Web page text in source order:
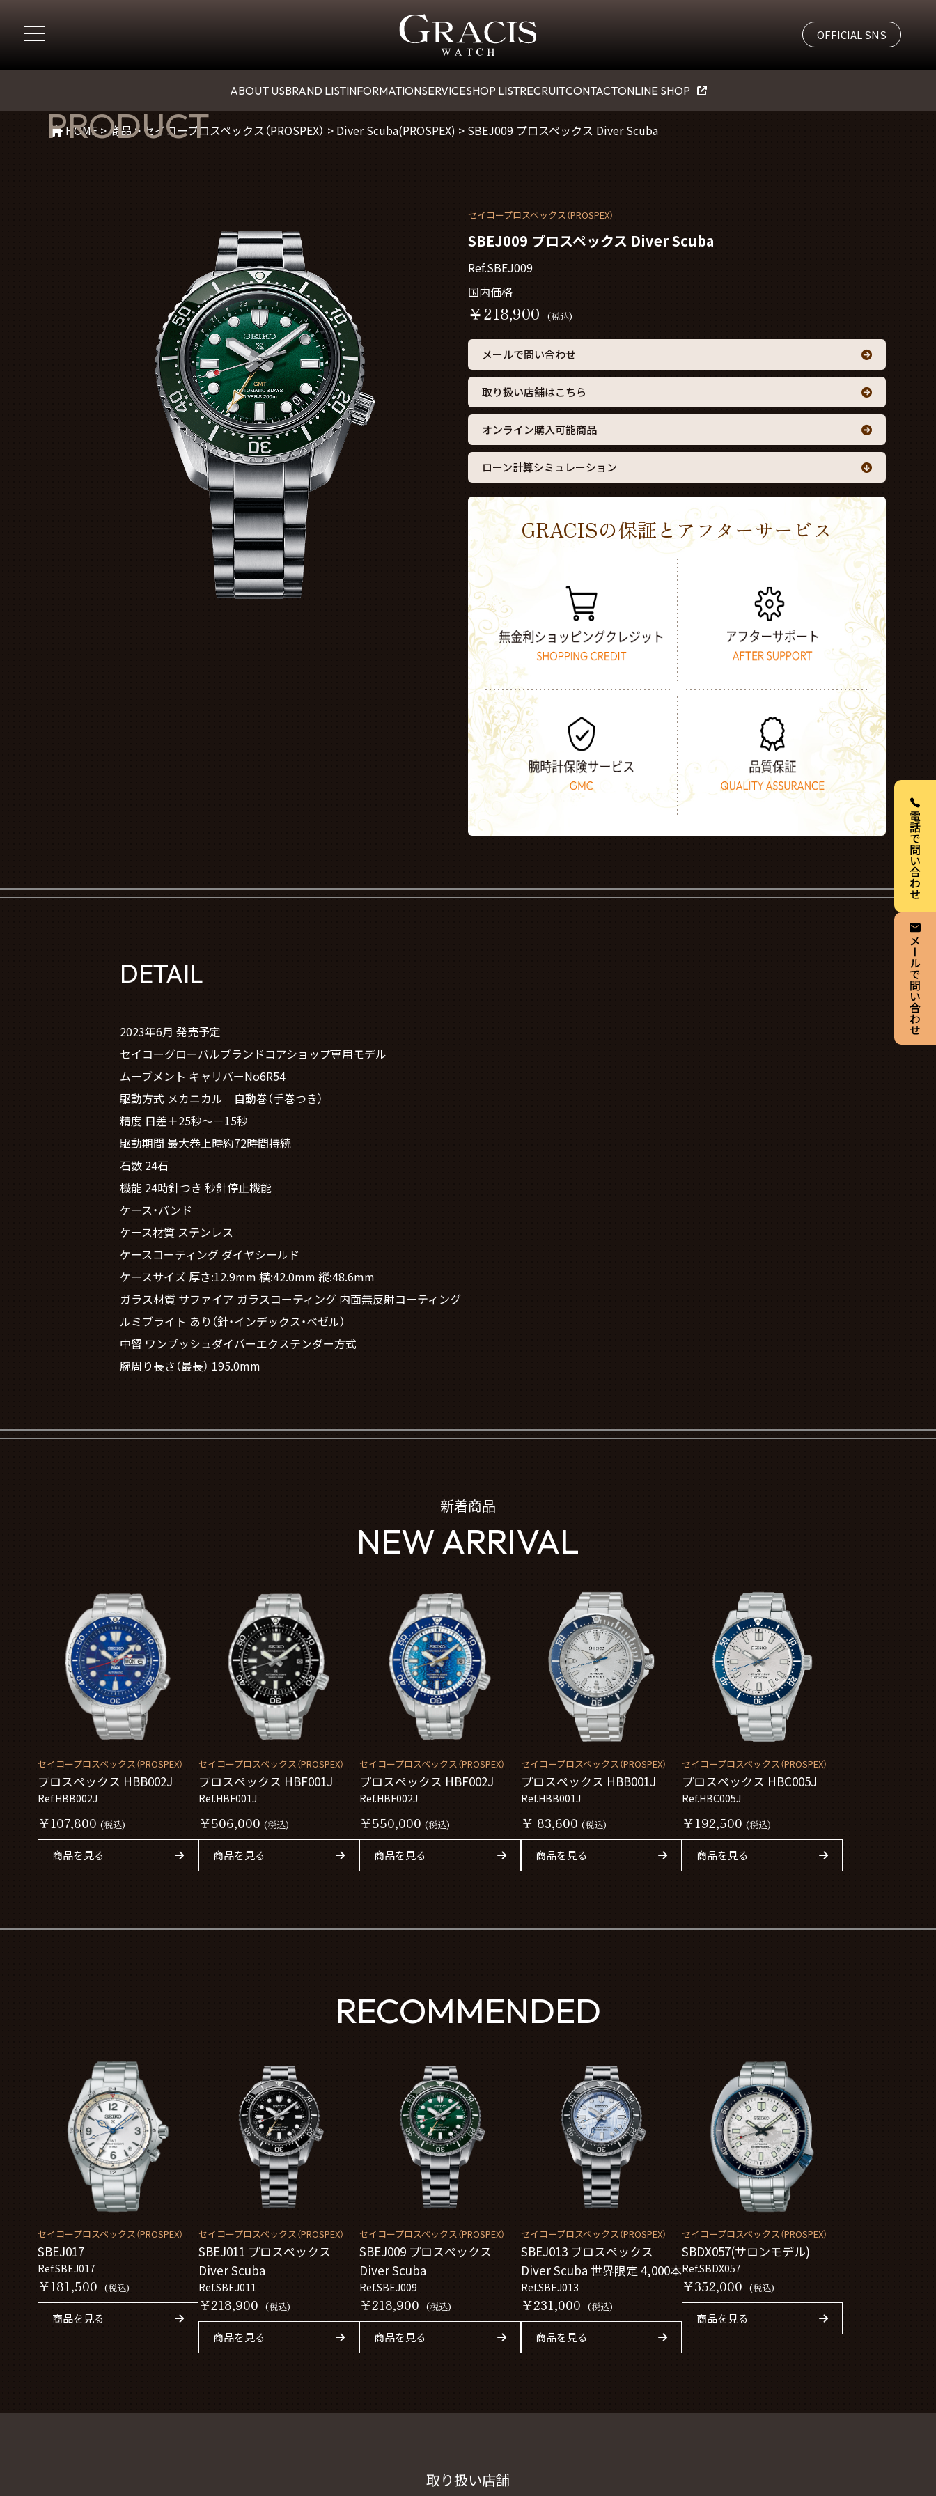
OFFICIAL SNS
ABOUT USBRAND LISTINFORMATIONSERVICESHOP LISTRECRUITCONTACTONLINE SHOP
PRODUCT
HOME>商品> セイコープロスペックス（PROSPEX） > Diver Scuba(PROSPEX) > SBEJ009 プロスペックス Diver Scuba
セイコープロスペックス（PROSPEX）
SBEJ009 プロスペックス Diver Scuba
Ref.SBEJ009
国内価格
￥218,900 (税込)
メールで問い合わせ
取り扱い店舗はこちら
オンライン購入可能商品
ローン計算シミュレーション
GRACISの保証とアフターサービス
DETAIL
2023年6月 発売予定
セイコーグローバルブランドコアショップ専用モデル
ムーブメント キャリバーNo6R54
駆動方式 メカニカル 自動巻（手巻つき）
精度 日差＋25秒～－15秒
駆動期間 最大巻上時約72時間持続
石数 24石
機能 24時針つき 秒針停止機能
ケース・バンド
ケース材質 ステンレス
ケースコーティング ダイヤシールド
ケースサイズ 厚さ:12.9mm 横:42.0mm 縦:48.6mm
ガラス材質 サファイア ガラスコーティング 内面無反射コーティング
ルミブライト あり（針・インデックス・ベゼル）
中留 ワンプッシュダイバーエクステンダー方式
腕周り長さ（最長） 195.0mm
新着商品
NEW ARRIVAL
セイコープロスペックス（PROSPEX）
プロスペックス HBB002J
Ref.HBB002J
￥107,800 (税込)
商品を見る
セイコープロスペックス（PROSPEX）
プロスペックス HBF001J
Ref.HBF001J
￥506,000 (税込)
商品を見る
セイコープロスペックス（PROSPEX）
プロスペックス HBF002J
Ref.HBF002J
￥550,000 (税込)
商品を見る
セイコープロスペックス（PROSPEX）
プロスペックス HBB001J
Ref.HBB001J
￥ 83,600 (税込)
商品を見る
セイコープロスペックス（PROSPEX）
プロスペックス HBC005J
Ref.HBC005J
￥192,500 (税込)
商品を見る
RECOMMENDED
セイコープロスペックス（PROSPEX）
SBEJ017
Ref.SBEJ017
￥181,500 (税込)
商品を見る
セイコープロスペックス（PROSPEX）
SBEJ011 プロスペックス
Diver Scuba
Ref.SBEJ011
￥218,900 (税込)
商品を見る
セイコープロスペックス（PROSPEX）
SBEJ009 プロスペックス
Diver Scuba
Ref.SBEJ009
￥218,900 (税込)
商品を見る
セイコープロスペックス（PROSPEX）
SBEJ013 プロスペックス
Diver Scuba 世界限定 4,000本
Ref.SBEJ013
￥231,000 (税込)
商品を見る
セイコープロスペックス（PROSPEX）
SBDX057(サロンモデル)
Ref.SBDX057
￥352,000 (税込)
商品を見る
取り扱い店舗